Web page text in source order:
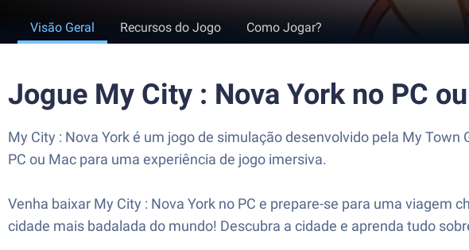
Visão Geral Recursos do Jogo Como Jogar?
Jogue My City : Nova York no PC
My City : Nova York é um jogo de simulação desenvolvido pela My
PC ou Mac para uma experiência de jogo imersiva.
Venha baixar My City : Nova York no PC e prepare-se para uma
cidade mais badalada do mundo! Descubra a cidade e aprenda tudo